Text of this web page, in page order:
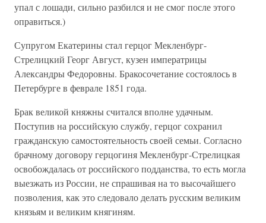
упал с лошади, сильно разбился и не смог после этого
оправиться.)
Супругом Екатерины стал герцог Мекленбург-
Стрелицкий Георг Август, кузен императрицы
Александры Федоровны. Бракосочетание состоялось в
Петербурге в феврале 1851 года.
Брак великой княжны считался вполне удачным.
Поступив на российскую службу, герцог сохранил
гражданскую самостоятельность своей семьи. Согласно
брачному договору герцогиня Мекленбург-Стрелицкая
освобождалась от российского подданства, то есть могла
выезжать из России, не спрашивая на то высочайшего
позволения, как это следовало делать русским великим
князьям и великим княгиням.